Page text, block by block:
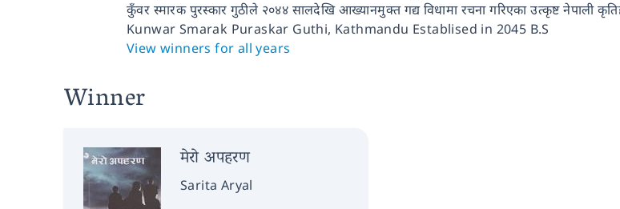
कुँवर स्मारक पुरस्कार गुठीले २०४४ सालदेखि आख्यानमुक्त गद्य विधामा रचना गरिएका उत्कृष्ट नेपाली
Kunwar Smarak Puraskar Guthi, Kathmandu Establised in 2045 B.S
View winners for all years
Winner
मेरो अपहरण
Sarita Aryal